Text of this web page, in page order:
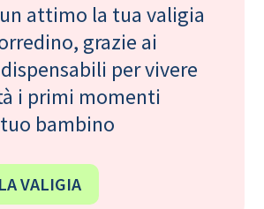
attimo la tua valigia
grazie ai
per vivere
i primi momenti
bambino
VALIGIA